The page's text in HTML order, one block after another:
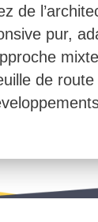
de
pur,
de